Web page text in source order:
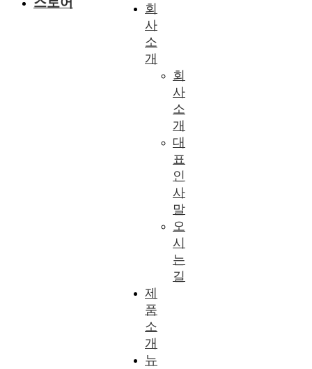
회
사
소
개
회
사
소
개
대
표
인
사
말
오
시
는
길
제
품
소
개
뉴